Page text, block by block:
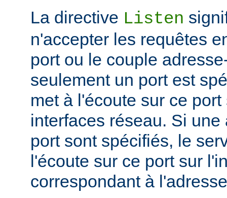
La directive Listen
n'accepter les requêtes
port ou le couple
seulement un port est
met à l'écoute sur ce
interfaces réseau. Si une
port sont spécifiés, le
l'écoute sur ce port sur
correspondant à